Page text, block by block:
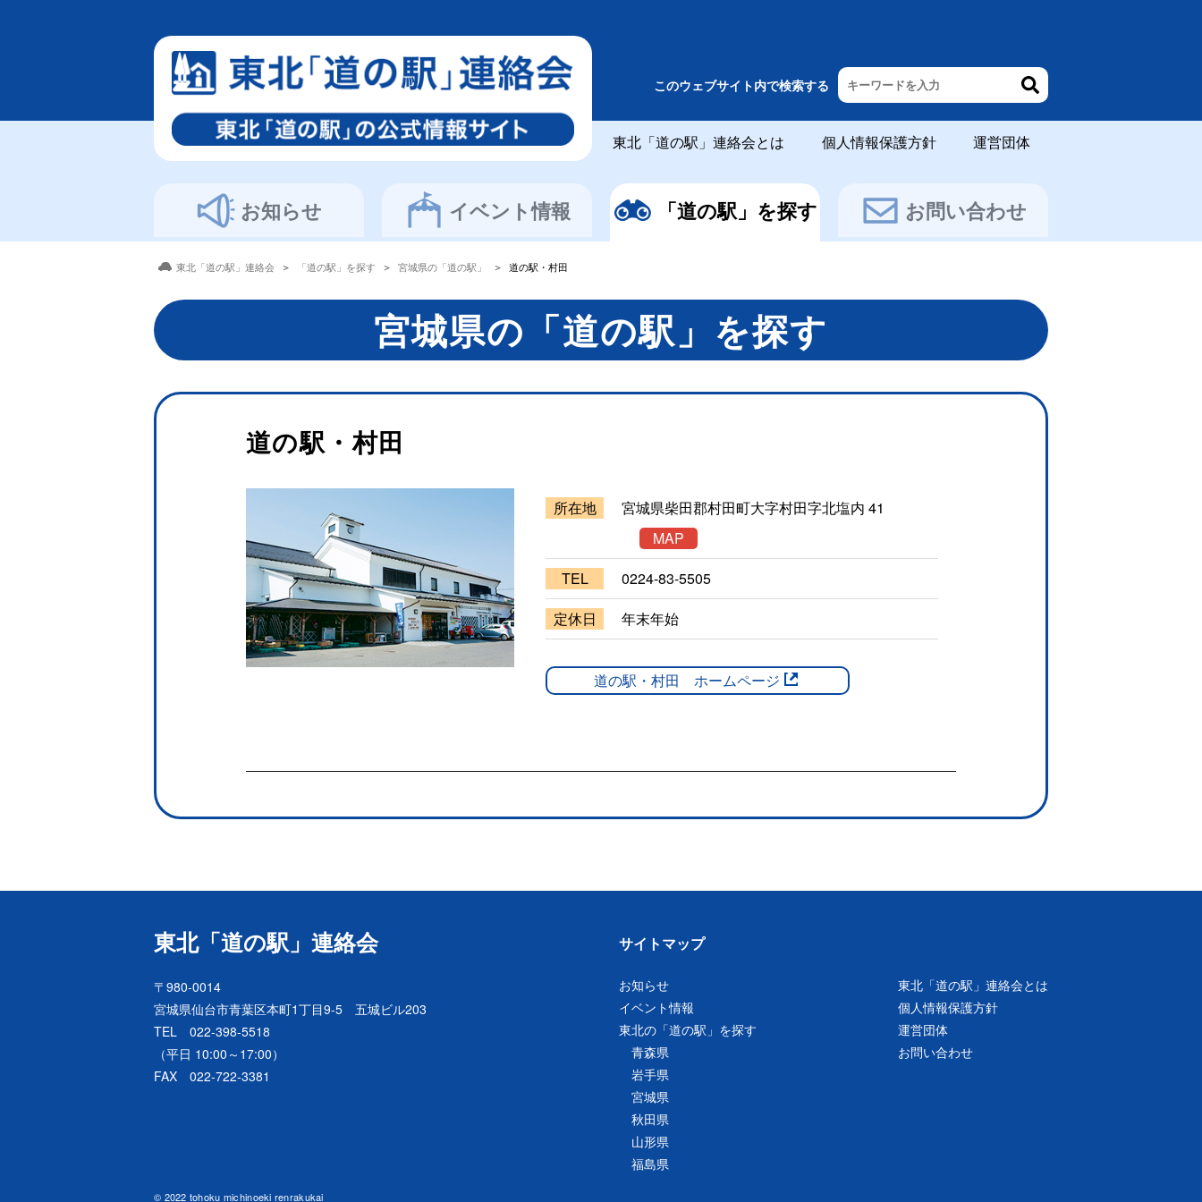
お知らせ イベント情報 「道の駅」を探す お問い合わせ
東北「道の駅」連絡会とは 個人情報保護方針 運営団体
このウェブサイト内で検索する
東北「道の駅」連絡会 「道の駅」を探す 宮城県の「道の駅」 道の駅・村田
宮城県の「道の駅」を探す
道の駅・村田
所在地
宮城県柴田郡村田町大字村田字北塩内 41
MAP
TEL
0224-83-5505
定休日
年末年始
道の駅・村田 ホームページ
東北「道の駅」連絡会
〒980-0014
宮城県仙台市青葉区本町1丁目9-5 五城ビル203
TEL 022-398-5518
（平日 10:00～17:00）
FAX 022-722-3381
サイトマップ
お知らせ
イベント情報
東北の「道の駅」を探す
青森県
岩手県
宮城県
秋田県
山形県
福島県
東北「道の駅」連絡会とは
個人情報保護方針
運営団体
お問い合わせ
© 2022 tohoku michinoeki renrakukai